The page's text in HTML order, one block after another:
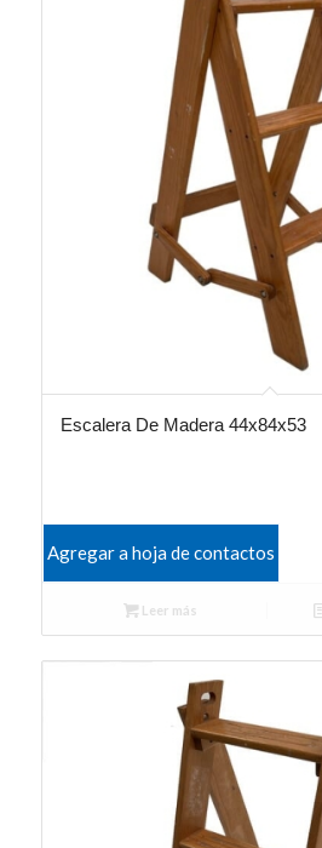
Escalera De Madera 44x84x53
Agregar a hoja de contactos
Leer más